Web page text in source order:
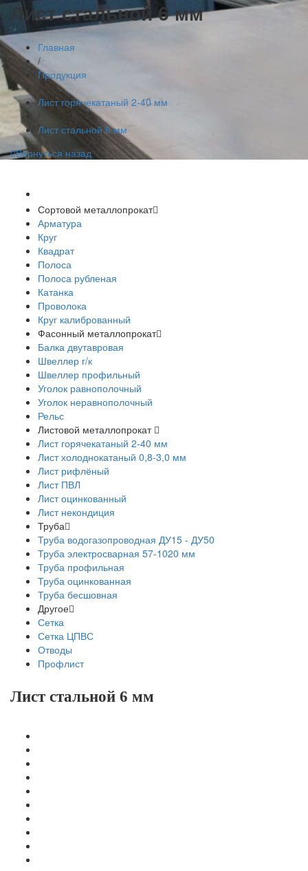
Лист стальной 6 мм
Главная
/
Продукция
Лист горячекатаный 2-40 мм
Лист стальной 6 мм
Вернуться назад
Сортовой металлопрокат
Арматура
Круг
Квадрат
Полоса
Полоса рубленая
Катанка
Проволока
Круг калиброванный
Фасонный металлопрокат
Балка двутавровая
Швеллер г/к
Швеллер профильный
Уголок равнополочный
Уголок неравнополочный
Рельс
Листовой металлопрокат
Лист горячекатаный 2-40 мм
Лист холоднокатаный 0,8-3,0 мм
Лист рифлёный
Лист ПВЛ
Лист оцинкованный
Лист некондиция
Труба
Труба водогазопроводная ДУ15 - ДУ50
Труба электросварная 57-1020 мм
Труба профильная
Труба оцинкованная
Труба бесшовная
Другое
Сетка
Сетка ЦПВС
Отводы
Профлист
Лист стальной 6 мм